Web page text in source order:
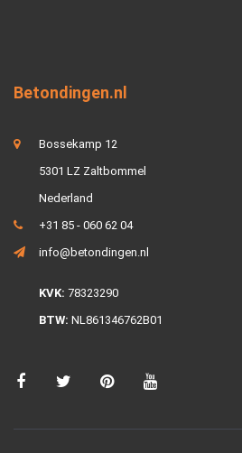
Betondingen.nl
Bossekamp 12
5301 LZ Zaltbommel
Nederland
+31 85 - 060 62 04
info@betondingen.nl
KVK: 78323290
BTW: NL861346762B01